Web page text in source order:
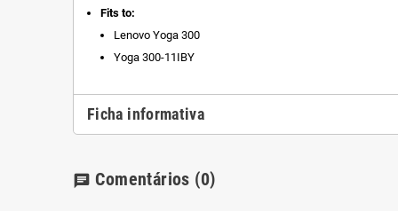
Fits to:
Lenovo Yoga 300
Yoga 300-11IBY
Ficha informativa
chat Comentários (0)